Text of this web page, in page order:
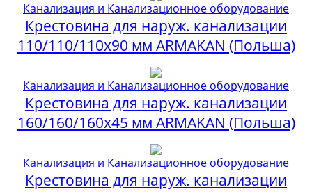
Канализация и Канализационное оборудование
Крестовина для наруж. канализации
110/110/110х90 мм ARMAKAN (Польша)
Канализация и Канализационное оборудование
Крестовина для наруж. канализации
160/160/160х45 мм ARMAKAN (Польша)
Канализация и Канализационное оборудование
Крестовина для наруж. канализации